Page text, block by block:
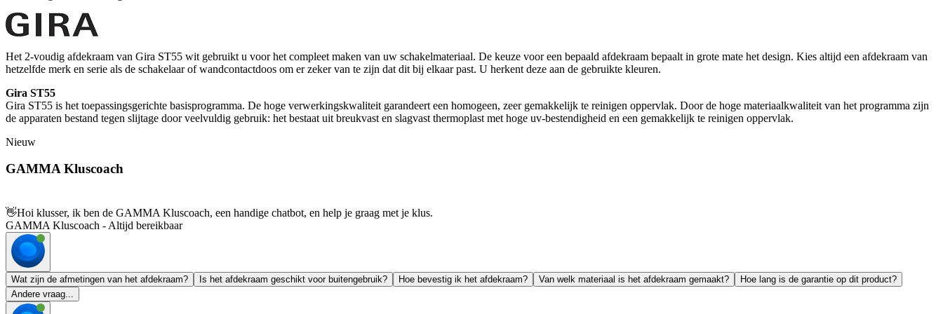
Het 2-voudig afdekraam van Gira ST55 wit gebruikt u voor het compleet maken van uw schakelmateriaal. De keuze voor een bepaald afdekraam bepaalt in grote mate het design. Kies altijd een afdekraam van
hetzelfde merk en serie als de schakelaar of wandcontactdoos om er zeker van te zijn dat dit bij elkaar past. U herkent deze aan de gebruikte kleuren.
Gira ST55
Gira ST55 is het toepassingsgerichte basisprogramma. De hoge verwerkingskwaliteit garandeert een homogeen, zeer gemakkelijk te reinigen oppervlak. Door de hoge materiaalkwaliteit van het programma zijn
de apparaten bestand tegen slijtage door veelvuldig gebruik: het bestaat uit breukvast en slagvast thermoplast met hoge uv-bestendigheid en een gemakkelijk te reinigen oppervlak.
Nieuw
GAMMA Kluscoach
👋Hoi klusser, ik ben de GAMMA Kluscoach, een handige chatbot, en help je graag met je klus.
GAMMA Kluscoach - Altijd bereikbaar
Wat zijn de afmetingen van het afdekraam? Is het afdekraam geschikt voor buitengebruik? Hoe bevestig ik het afdekraam? Van welk materiaal is het afdekraam gemaakt?
Hoe lang is de garantie op dit product?
Andere vraag...